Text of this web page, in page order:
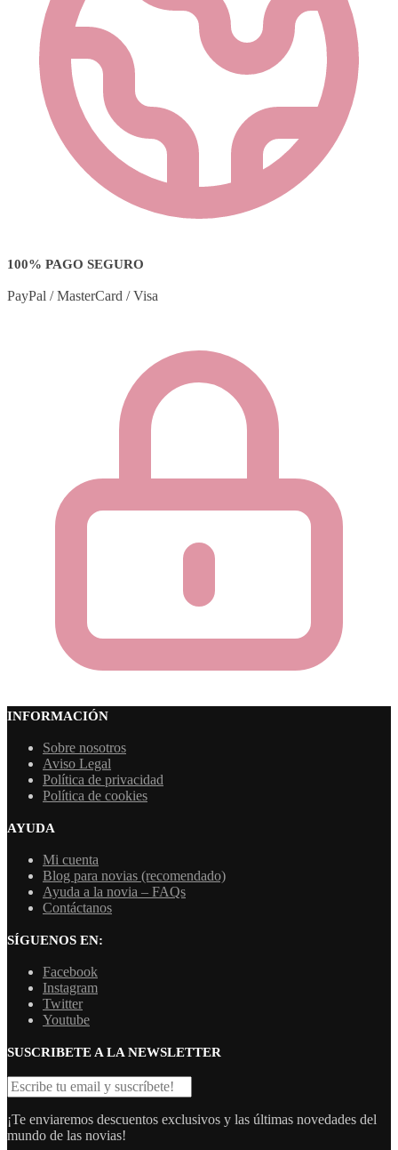
100% PAGO SEGURO
PayPal / MasterCard / Visa
INFORMACIÓN
Sobre nosotros
Aviso Legal
Política de privacidad
Política de cookies
AYUDA
Mi cuenta
Blog para novias (recomendado)
Ayuda a la novia – FAQs
Contáctanos
SÍGUENOS EN:
Facebook
Instagram
Twitter
Youtube
SUSCRIBETE A LA NEWSLETTER
¡Te enviaremos descuentos exclusivos y las últimas novedades del
mundo de las novias!